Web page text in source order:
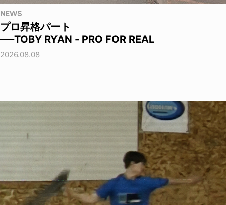
NEWS
プロ昇格パート
──TOBY RYAN - PRO FOR REAL
2026.08.08